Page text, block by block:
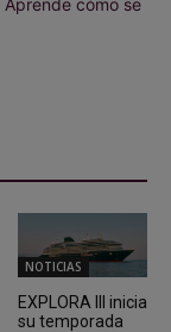
NOTICIAS
EXPLORA III inicia
su temporada